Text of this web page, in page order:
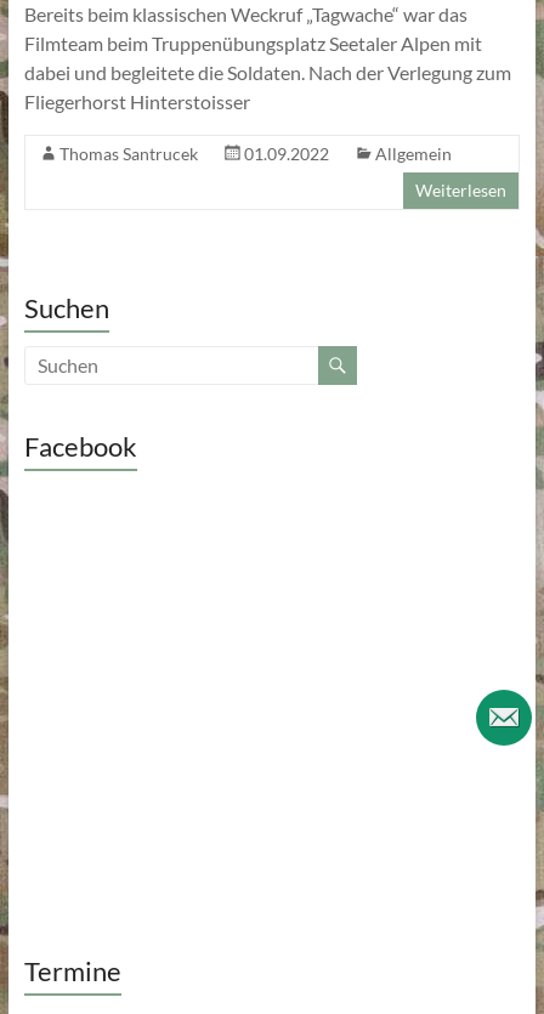
Bereits beim klassischen Weckruf „Tagwache“ war das
Filmteam beim Truppenübungsplatz Seetaler Alpen mit
dabei und begleitete die Soldaten. Nach der Verlegung zum
Fliegerhorst Hinterstoisser
Thomas Santrucek 01.09.2022
Allgemein
Weiterlesen
Suchen
Facebook
Termine